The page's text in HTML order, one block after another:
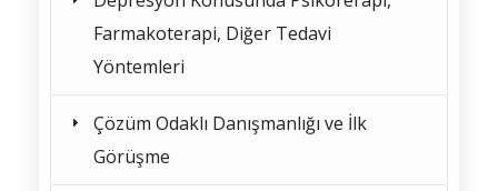
Farmakoterapi, Diğer Tedavi
Yöntemleri
Çözüm Odaklı Danışmanlığı ve İlk
Görüşme